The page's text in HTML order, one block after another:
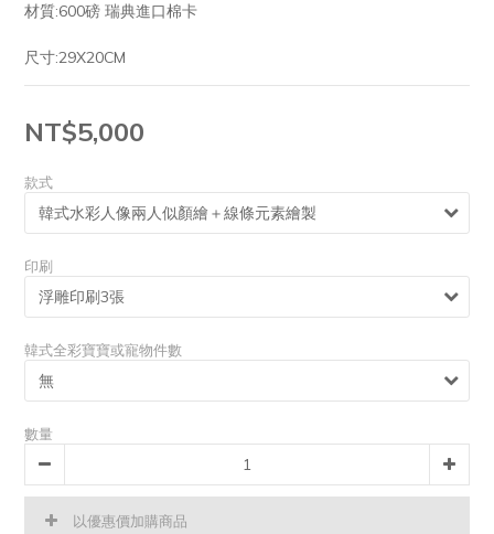
材質:600磅 瑞典進口棉卡
尺寸:29X20CM
NT$5,000
款式
印刷
韓式全彩寶寶或寵物件數
數量
以優惠價加購商品